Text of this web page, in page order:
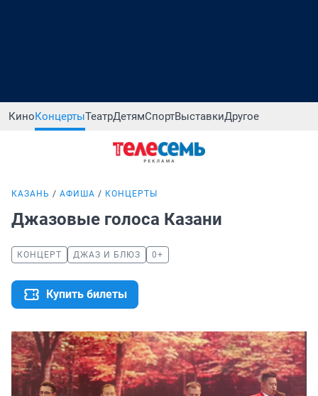
КиноКонцертыТеатрДетямСпортВыставкиДругое
КАЗАНЬ АФИША КОНЦЕРТЫ
Джазовые голоса Казани
КОНЦЕРТ ДЖАЗ И БЛЮЗ 0+
Купить билеты